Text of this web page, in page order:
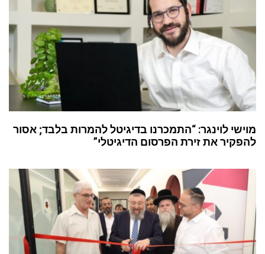
מוישי לוינגר: “התמכרנו בדיגיטל להמרות בלבד; אסור
להפקיר את זירת הפרסום הדיגיטלי”